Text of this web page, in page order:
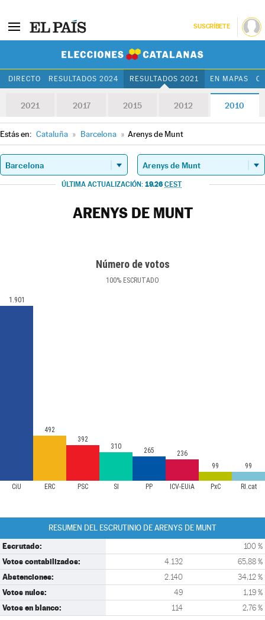
SUSCRÍBETE
DIRECTO RESULTADOS 2024 RESULTADOS 2021 EN MAPAS
2021 2017 2015 2012 2010
Estás en: Cataluña » Barcelona » Arenys de Munt
ÚLTIMA ACTUALIZACIÓN: 19.26 CEST
ARENYS DE MUNT
Número de votos
100% ESCRUTADO
CiU ERC PSC SI PP ICV-EUiA PxC RI.cat
1.901
492
392
310
265
236
99
99
RESUMEN DEL ESCRUTINIO DE ARENYS DE MUNT
Escrutado: 100 %
Votos contabilizados: 4.132 65,88 %
Abstenciones: 2.140 34,12 %
Votos nulos: 49 1,19 %
Votos en blanco: 114 2,76 %